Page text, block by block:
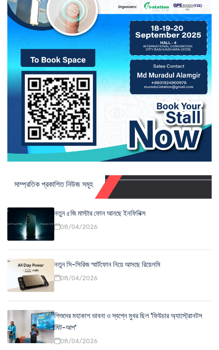
সাম্প্রতিক প্রকাশিত নিউজ সমূহ
নতুন ৫জি মাস্টার ফোন আনছে ইনফিনিক্স
08/04/2026
নতুন সি-সিরিজ স্মার্টফোন নিয়ে আসছে রিয়েলমি
08/04/2026
শিশুদের মহাকাশ ভাবনা ও স্বপ্নে মুখর ছিল 'ফিউচার অ্যাস্ট্রোনটস
মিট-আপ'
08/04/2026